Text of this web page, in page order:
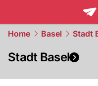
Home Basel Stadt
Stadt Basel